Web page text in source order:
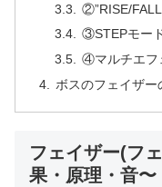
②”RISE/
③STEPモー
④マルチエフ
ボスのフェイザー
フェイザー(フ
果・原理・音〜